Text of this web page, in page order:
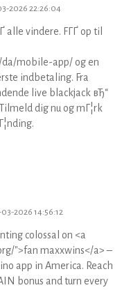
2026 22:26:04
alle vindere. FГҐ op til
mobile-app/ og en
indbetaling. Fra
live blackjack вЂ“
dig nu og mГ¦rk
2026 14:56:12
colossal on <a
">fan maxxwins</a> –
app in America. Reach
bonus and turn every